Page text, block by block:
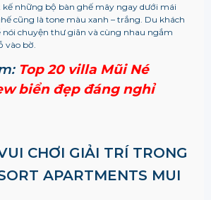
những bộ bàn ghế mây ngay dưới mái
cũng là tone màu xanh – trắng. Du khách
nói chuyện thư giãn và cùng nhau ngắm
vào bờ.
Top 20 villa Mũi Né
biển đẹp đáng nghỉ
CHƠI GIẢI TRÍ TRONG
APARTMENTS MUI